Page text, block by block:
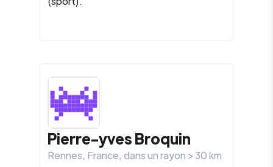
Pierre-yves Broquin
Rennes, France, dans un rayon >30km